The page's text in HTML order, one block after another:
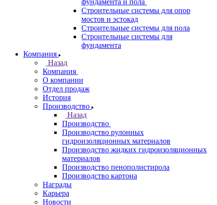
фундамента и пола
Строительные системы для опор
мостов и эстокад
Строительные системы для пола
Строительные системы для
фундамента
Компания
Назад
Компания
О компании
Отдел продаж
История
Производство
Назад
Производство
Производство рулонных
гидроизоляционных материалов
Производство жидких гидроизоляционных
материалов
Производство пенополистирола
Производство картона
Награды
Карьера
Новости